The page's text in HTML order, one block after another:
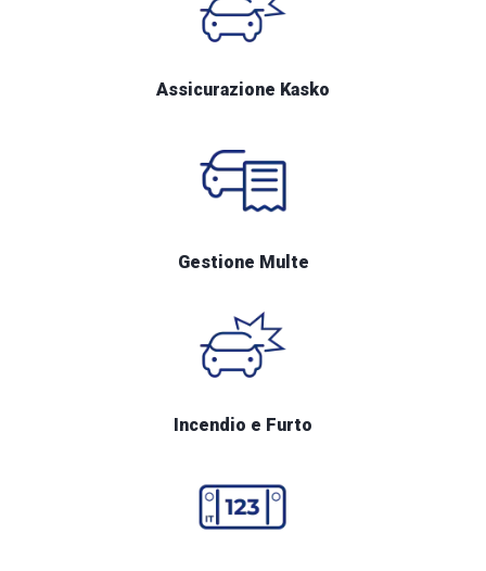
Assicurazione Kasko
Gestione Multe
Incendio e Furto